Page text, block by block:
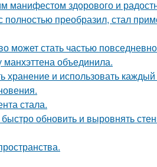
манифестом здорового и
преобразил, стал
может стать частью
манхэттена объединила.
хранение и использовать
стала.
обновить и выровнять